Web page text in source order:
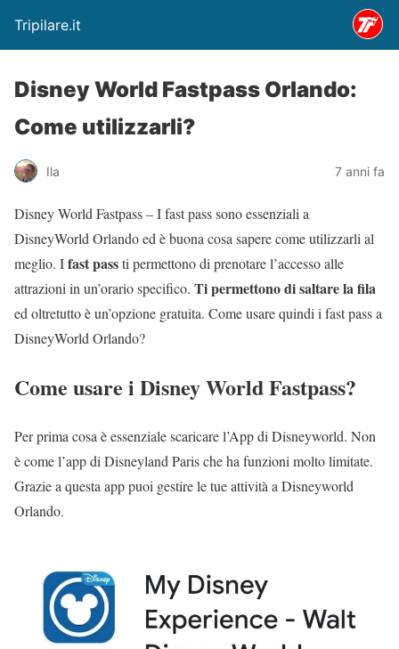
Tripilare.it
Disney World Fastpass Orlando:
Come utilizzarli?
Ila 7 anni fa
Disney World Fastpass – I fast pass sono essenziali a
DisneyWorld Orlando ed è buona cosa sapere come utilizzarli al
meglio. Ifast passti permettono di prenotare l’accesso alle
attrazioni in un’orario specifico. Ti permettono di saltare la fila
ed oltretutto è un’opzione gratuita. Come usare quindi i fast pass a
DisneyWorld Orlando?
Come usare i Disney World Fastpass?
Per prima cosa è essenziale scaricare l’App di Disneyworld. Non
è come l’app di Disneyland Paris che ha funzioni molto limitate.
Grazie a questa app puoi gestire le tue attività a Disneyworld
Orlando.